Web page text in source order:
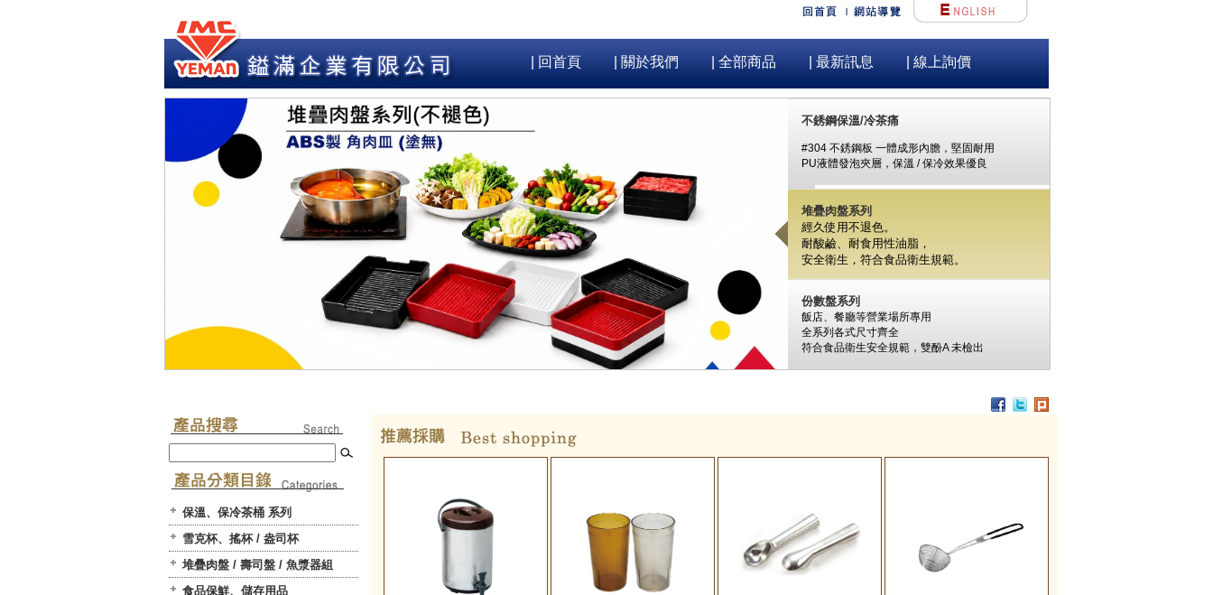
| 回首頁 | 關於我們 | 全部商品 | 最新訊息 | 線上詢價
不銹鋼保溫/冷茶痛
#304 不銹鋼板 一體成形內膽，堅固耐用
PU液體發泡夾層，保溫 / 保冷效果優良
堆疊肉盤系列
經久使用不退色。
耐酸鹼、耐食用性油脂，
安全衛生， 符合食品衛生規範。
份數盤系列
飯店、餐廳等營業場所專用
全系列各式尺寸齊全
符合食品衛生安全規範， 雙酚A未檢出
設計簡潔，清洗方便，符合食品安全衛生規範。
搭配餐具整理盒，使用方式多元。
保溫、保冷茶桶 系列
雪克杯、搖杯 / 盎司杯
堆疊肉盤 / 壽司盤 / 魚漿器組
食品保鮮、儲存用品